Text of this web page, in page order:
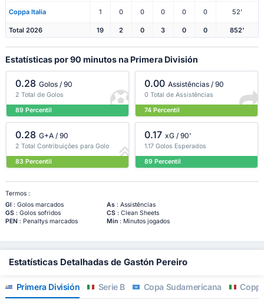
Coppa Italia 1 0 0 0 0 0 52'
Total 2026 19 2 0 3 0 0 852'
Estatísticas por 90 minutos na Primera División
0.28 Golos / 90
2 Total de Golos
89 Percentil
0.00 Assistências / 90
0 Total de Assistências
74 Percentil
0.28 G+A / 90
2 Total Contribuições para Golo
83 Percentil
0.17 xG / 90'
1.17 Golos Esperados
89 Percentil
Termos :
Gl : Golos marcados As: Assistências
GS: Golos sofridos CS: Clean Sheets
PEN: Penaltys marcados Min: Minutos jogados
Estatísticas Detalhadas de Gastón Pereiro
Primera División Serie B Copa Sudamericana